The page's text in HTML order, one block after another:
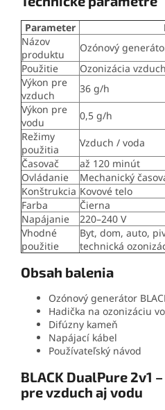
Parameter
Názov
produktu
Ozónový
Použitie
Ozonizácia
Výkon pre
vzduch
36 g/h
Výkon pre
vodu
0,5 g/h
Režimy
použitia
Vzduch / voda
Časovač
až 120 minút
Ovládanie
Mechanický
Konštrukcia Kovové telo
Farba
Čierna
Napájanie
220–240 V
Vhodné
použitie
Byt, dom, auto,
technická
Obsah balenia
Ozónový generátor
Hadička na ozonizáciu
Difúzny kameň
Napájací kábel
Používateľský návod
BLACK DualPure 2v1
pre vzduch aj vodu